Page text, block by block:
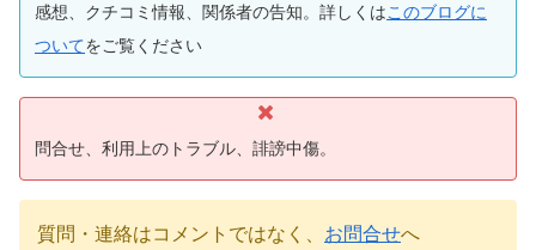
感想、クチコミ情報、関係者の告知。詳しくはこのブログに
ついてをご覧ください
問合せ、利用上のトラブル、誹謗中傷。
質問・連絡はコメントではなく、 お問合せへ